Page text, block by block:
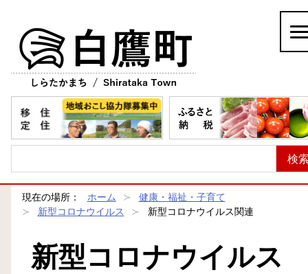
現在の場所： ホーム
健康・福祉・子育て
新型コロナウイルス
新型コロナウイルス関連
新型コロナウイルス